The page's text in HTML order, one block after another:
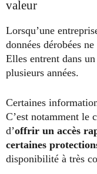
valeur
Lorsqu’une
données dérobées
Elles entrent dans
plusieurs années.
Certaines
C’est notamment le
d’offrir un accès
certaines
disponibilité à très